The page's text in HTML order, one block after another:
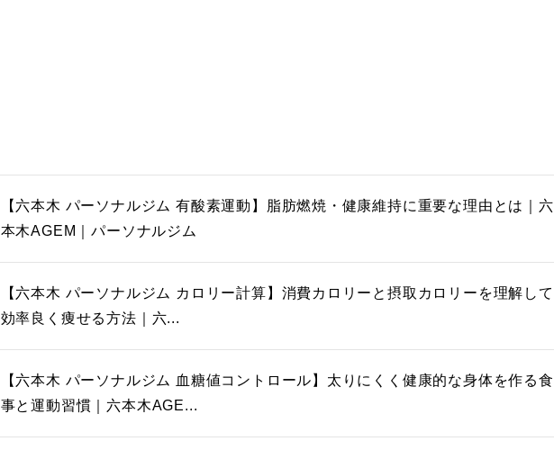
【六本木 パーソナルジム 有酸素運動】脂肪燃焼・健康維持に重要な理由とは｜六
本木AGEM｜パーソナルジム
【六本木 パーソナルジム カロリー計算】消費カロリーと摂取カロリーを理解して
効率良く痩せる方法｜六...
【六本木 パーソナルジム 血糖値コントロール】太りにくく健康的な身体を作る食
事と運動習慣｜六本木AGE...